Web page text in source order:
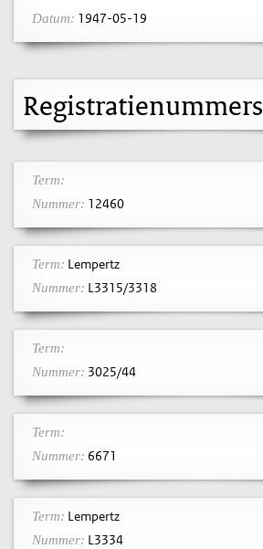
Datum: 1947-05-19
Registratienummers
Term:
Nummer: 12460
Term: Lempertz
Nummer: L3315/3318
Term:
Nummer: 3025/44
Term:
Nummer: 6671
Term: Lempertz
Nummer: L3334